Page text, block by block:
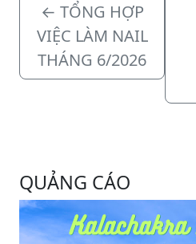
← TỔNG HỢP
VIỆC LÀM NAIL
THÁNG 6/2026
QUẢNG CÁO